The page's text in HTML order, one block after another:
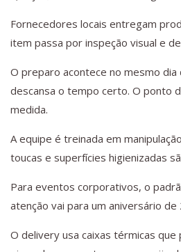
Fornecedores locais entregam
item passa por inspeção visual e
O preparo acontece no mesmo dia
descansa o tempo certo. O ponto
medida.
A equipe é treinada em
toucas e superfícies higienizadas
Para eventos corporativos, o
atenção vai para um aniversário
O delivery usa caixas térmicas que